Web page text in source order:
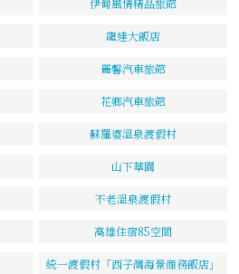
龍達大飯店
麗馨汽車旅館
花鄉汽車旅館
蘇羅婆溫泉渡假村
山下華園
不老溫泉渡假村
高雄住宿85空間
統一渡假村「西子灣海景商務飯店」